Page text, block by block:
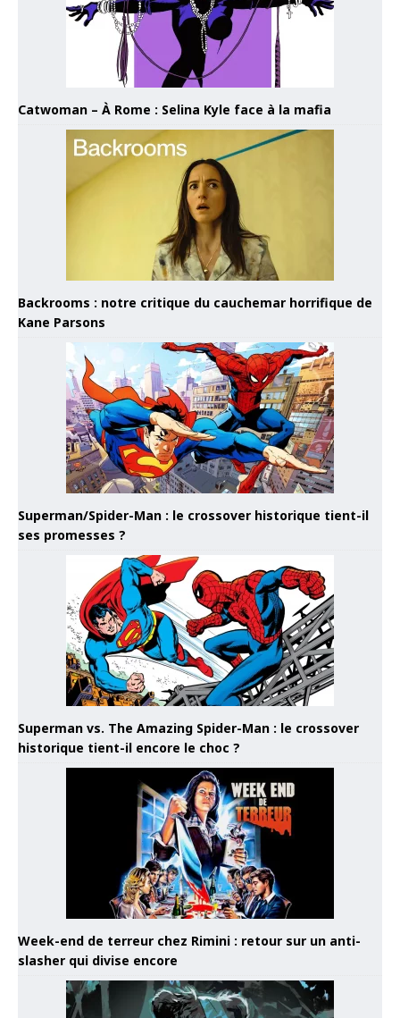
Catwoman – À Rome : Selina Kyle face à la mafia
Backrooms : notre critique du cauchemar horrifique de
Kane Parsons
Superman/Spider-Man : le crossover historique tient-il
ses promesses ?
Superman vs. The Amazing Spider-Man : le crossover
historique tient-il encore le choc ?
Week-end de terreur chez Rimini : retour sur un anti-
slasher qui divise encore